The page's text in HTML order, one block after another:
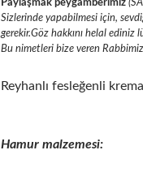
Paylaşmak peygamberimiz
Sizlerinde yapabilmesi için,
gerekir.Göz hakkını helal ediniz
Bu nimetleri bize veren
Reyhanlı fesleğenli
Hamur malzemesi: